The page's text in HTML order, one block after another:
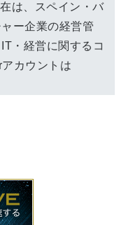
は、スペイン・バ
ー企業の経営管
・経営に関するコ
カウントは